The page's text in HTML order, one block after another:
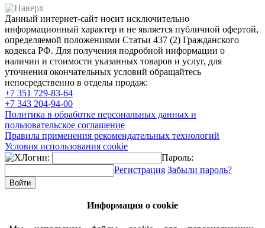
Данный интернет-сайт носит исключительно
информационный характер и не является публичной офертой,
определяемой положениями Статьи 437 (2) Гражданского
кодекса РФ. Для получения подробной информации о
наличии и стоимости указанных товаров и услуг, для
уточнения окончательных условий обращайтесь
непосредственно в отделы продаж:
+7 351 729-83-64
+7 343 204-94-00
Политика в обработке персональных данных и
пользовательское соглашение
Правила применения рекомендательных технологий
Условия использования cookie
Логин:
Пароль:
Регистрация Забыли пароль?
Информация о cookie